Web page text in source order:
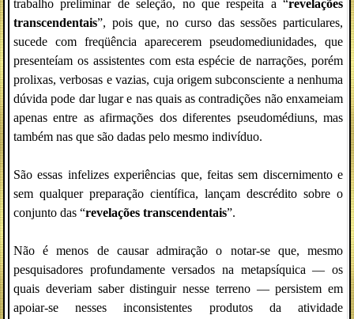
trabalho preliminar de seleção, no que respeita a “revelações
transcendentais”, pois que, no curso das sessões particulares,
sucede com freqüência aparecerem pseudomediunidades, que
presenteíam os assistentes com esta espécie de narrações, porém
prolixas, verbosas e vazias, cuja origem subconsciente a nenhuma
dúvida pode dar lugar e nas quais as contradições não enxameiam
apenas entre as afirmações dos diferentes pseudomédiuns, mas
também nas que são dadas pelo mesmo indivíduo.
São essas infelizes experiências que, feitas sem discernimento e
sem qualquer preparação científica, lançam descrédito sobre o
conjunto das “revelações transcendentais”.
Não é menos de causar admiração o notar-se que, mesmo
pesquisadores profundamente versados na metapsíquica — os
quais deveriam saber distinguir nesse terreno — persistem em
apoiar-se nesses inconsistentes produtos da atividade